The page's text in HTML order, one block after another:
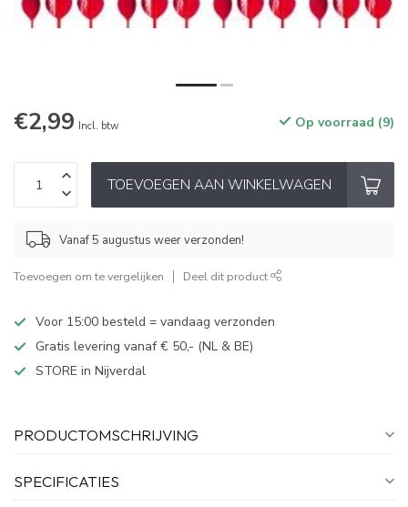
€2,99 Incl. btw Op voorraad (9)
TOEVOEGEN AAN WINKELWAGEN
Vanaf 5 augustus weer verzonden!
Toevoegen om te vergelijken Deel dit product
Voor 15:00 besteld = vandaag verzonden
Gratis levering vanaf € 50,- (NL & BE)
STORE in Nijverdal
PRODUCTOMSCHRIJVING
SPECIFICATIES